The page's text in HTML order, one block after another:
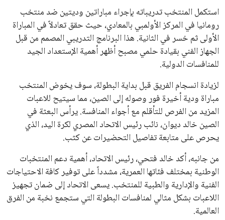
استكمل المنتخب تدريباته بإجراء مباراتين وديتين ضد منتخب
رومانيا في المركز الأولمبي بالمعادي، حيث حقق تعادلاً في المباراة
الأولى ثم خسر في الثانية. هذا البرنامج التدريبي المصمم من قبل
الجهاز الفني بقيادة حلمي مصبح أظهر أهمية الإستعداد الجيد
للمنافسات الدولية.
لزيادة انسجام الفريق قبل بداية البطولة، سوف يخوض المنتخب
مباراة ودية أخيرة فور وصوله إلى الصين، مما سيتيح للاعبات
المزيد من الفرص للتأقلم مع أجواء المنافسة. يرأس البعثة في
الصين خالد ديوان، نائب رئيس الاتحاد المصري لكرة اليد، الذي
يحرص على متابعة تفاصيل التحضيرات عن كثب.
من جانبه، أكد خالد فتحي، رئيس الاتحاد، أهمية دعم المنتخبات
الوطنية بمختلف فئاتها العمرية، مشدداً على توفير كافة الاحتياجات
الفنية والإدارية والطبية للمنتخب. يسعى الاتحاد إلى ضمان تجهيز
اللاعبات بشكل مثالي لمنافسات البطولة التي ستجمع نخبة من الفرق
العالمية.